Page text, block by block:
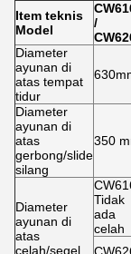
Item teknis
Model
/
Diameter
ayunan di
atas tempat
tidur
Diameter
ayunan di
atas
gerbong/slide
silang
350
Diameter
ayunan di
atas
celah/segel
Tidak
ada
celah